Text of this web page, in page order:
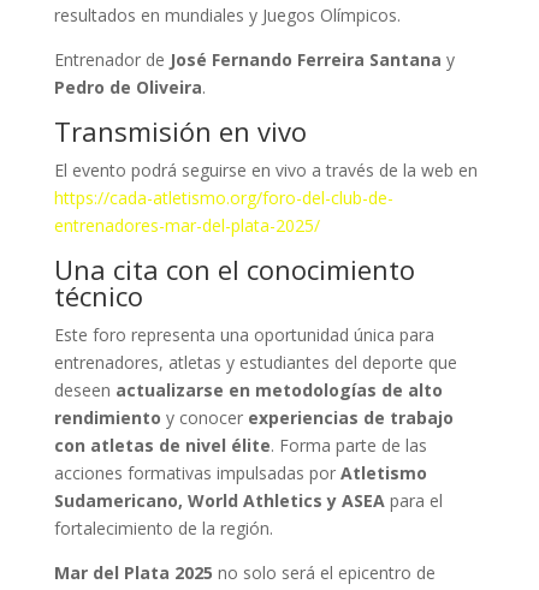
resultados en mundiales y Juegos Olímpicos.
Entrenador de José Fernando Ferreira Santana y
Pedro de Oliveira.
Transmisión en vivo
El evento podrá seguirse en vivo a través de la web en
https://cada-atletismo.org/foro-del-club-de-
entrenadores-mar-del-plata-2025/
Una cita con el conocimiento
técnico
Este foro representa una oportunidad única para
entrenadores, atletas y estudiantes del deporte que
deseen actualizarse en metodologías de alto
rendimiento y conocer experiencias de trabajo
con atletas de nivel élite. Forma parte de las
acciones formativas impulsadas por Atletismo
Sudamericano, World Athletics y ASEApara el
fortalecimiento de la región.
Mar del Plata 2025 no solo será el epicentro de